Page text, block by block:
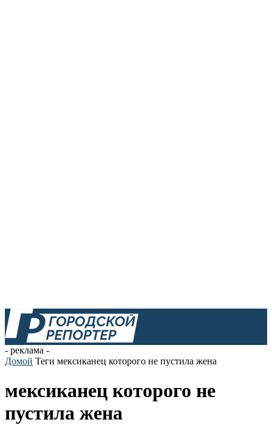
- реклама -
Домой Теги мексиканец которого не пустила жена
мексиканец которого не
пустила жена